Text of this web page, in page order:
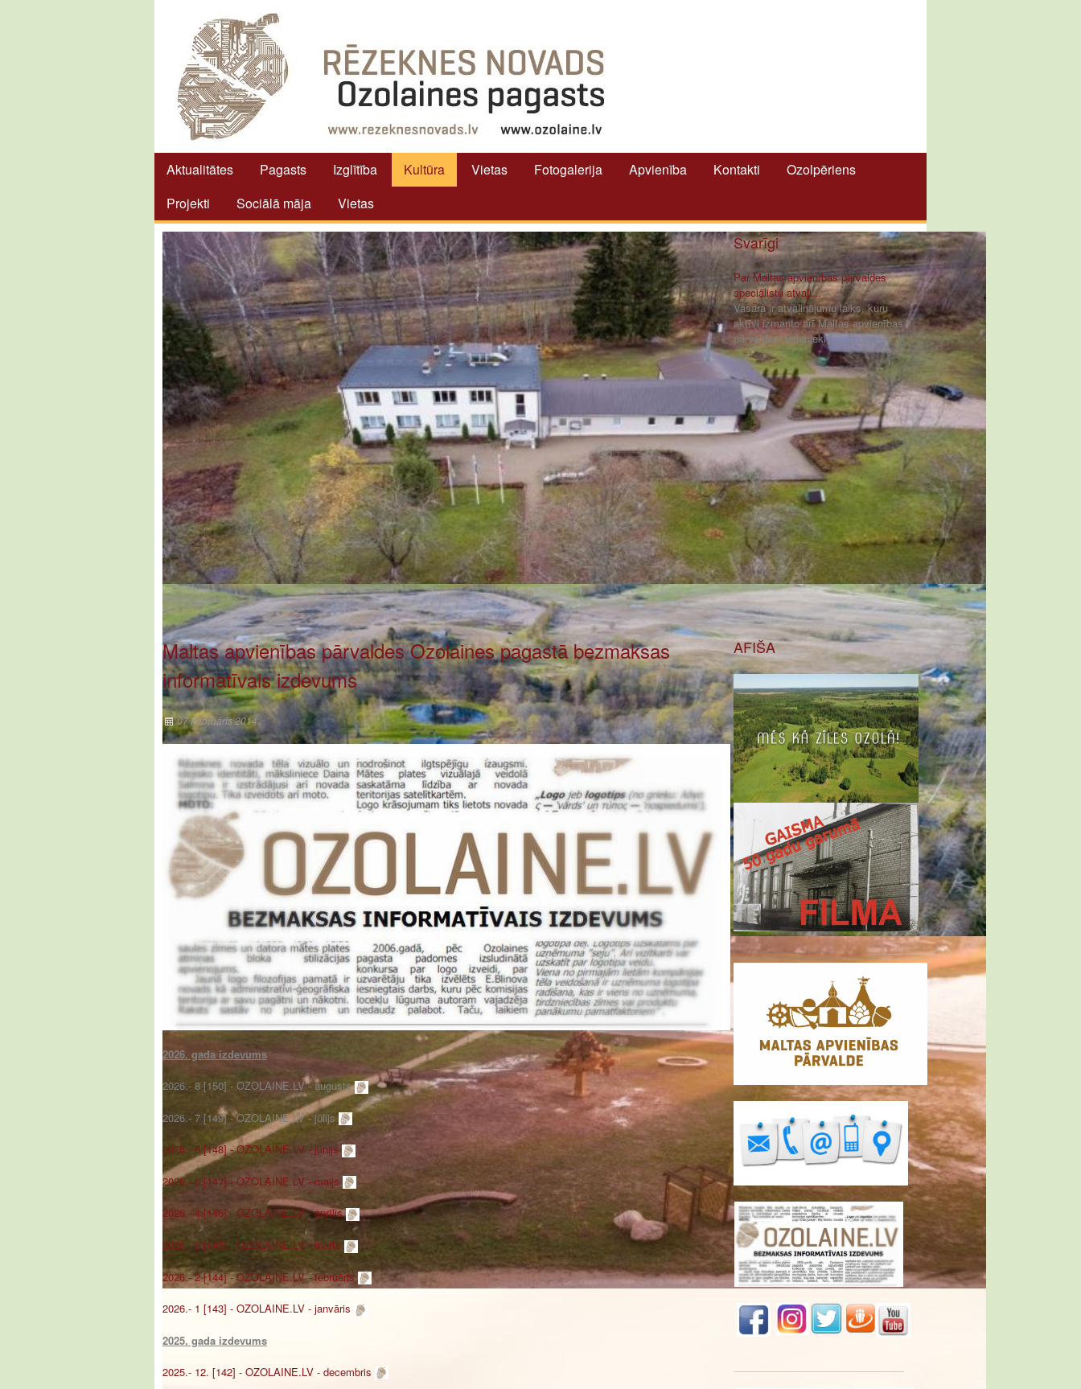
Aktualitātes Pagasts Izglītība Kultūra Vietas Fotogalerija Apvienība Kontakti
Ozolpēriens
Projekti
Sociālā māja Vietas
Svarīgi
Par Maltas apvienības pārvaldes
speciālistu atvaļi...
Vasara ir atvaļinājumu laiks, kuru
aktīvi izmanto arī Maltas apvienības
pārvaldes darbinieki [ ... ]
Maltas apvienības pārvaldes Ozolaines pagastā bezmaksas
informatīvais izdevums
07 Februāris 2014
2026. gada izdevums
2026.- 8 [150] - OZOLAINE.LV - augusts
2026.- 7 [149] - OZOLAINE.LV - jūlijs
2026.- 6 [148] - OZOLAINE.LV - jūnijs
2026.- 5 [147] - OZOLAINE.LV - maijs
2026.- 4 [146] - OZOLAINE.LV - aprīlis
2026.- 3 [145] - OZOLAINE.LV - marts
2026.- 2 [144] - OZOLAINE.LV - februāris
2026.- 1 [143] - OZOLAINE.LV - janvāris
2025. gada izdevums
2025.- 12. [142] - OZOLAINE.LV - decembris
AFIŠA